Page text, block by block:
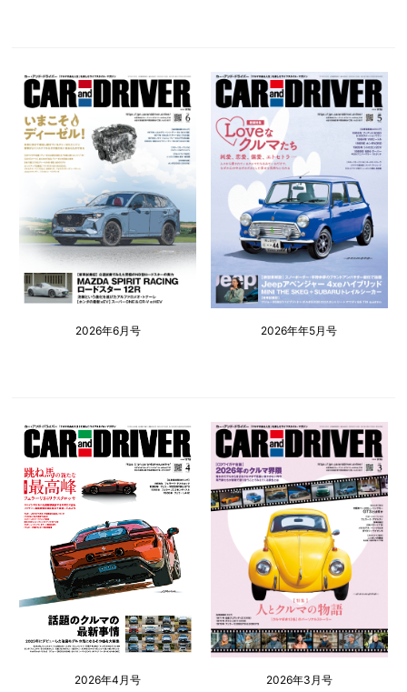
2026年6月号 2026年年5月号
2026年4月号 2026年3月号